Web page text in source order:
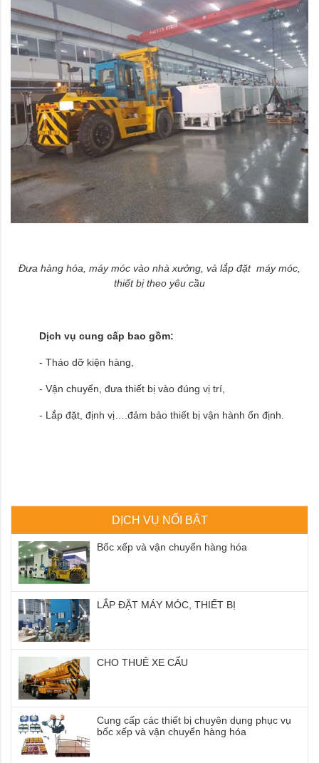
DỊCH VỤ NỔI BẬT
Bốc xếp và vận chuyển hàng hóa
LẮP ĐẶT MÁY MÓC, THIẾT BỊ
CHO THUÊ XE CẨU
Cung cấp các thiết bị chuyên dụng phục vụ
bốc xếp và vận chuyển hàng hóa
Đưa hàng hóa, máy móc vào nhà xưởng, và lắp đặt máy móc,
thiết bị theo yêu cầu
Dịch vụ cung cấp bao gồm:
- Tháo dỡ kiện hàng,
- Vận chuyển, đưa thiết bị vào đúng vị trí,
- Lắp đặt, định vị….đảm bảo thiết bị vận hành ổn định.